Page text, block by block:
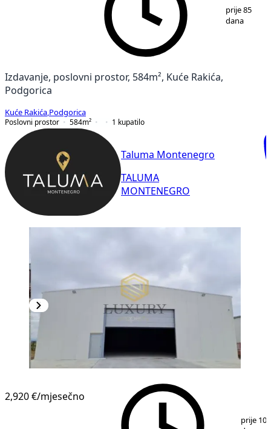
prije 85
dana
Izdavanje, poslovni prostor, 584m², Kuće Rakića,
Podgorica
Kuće Rakića Podgorica
Poslovni prostor
584m² 1 kupatilo
Taluma Montenegro
TALUMA
MONTENEGRO
2,920 €/mjesečno
prije 106